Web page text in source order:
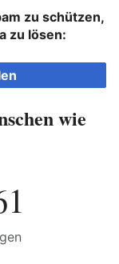
zu schützen,
zu lösen:
wie